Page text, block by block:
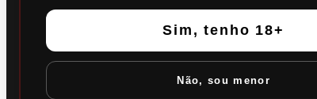
Sim, tenho 18+
Não, sou menor